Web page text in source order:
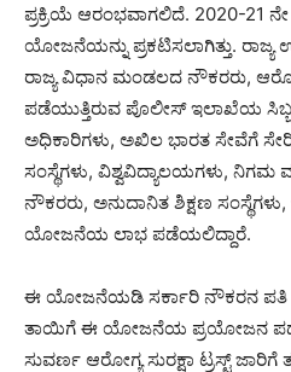
ಪ್ರಕ್ರಿಯೆ ಆರಂಭವಾಗಲಿದೆ. 2020-21
ಯೋಜನೆಯನ್ನು ಪ್ರಕಟಿಸಲಾಗಿತ್ತು.
ರಾಜ್ಯ ವಿಧಾನ ಮಂಡಲದ ನೌಕರರು,
ಪಡೆಯುತ್ತಿರುವ ಪೊಲೀಸ್ ಇಲಾಖೆಯ
ಅಧಿಕಾರಿಗಳು, ಅಖಿಲ ಭಾರತ ಸೇವೆಗೆ
ಸಂಸ್ಥೆಗಳು, ವಿಶ್ವವಿದ್ಯಾಲಯಗಳು, ನಿಗಮ
ನೌಕರರು, ಅನುದಾನಿತ ಶಿಕ್ಷಣ
ಯೋಜನೆಯ ಲಾಭ ಪಡೆಯಲಿದ್ದಾರೆ.
ಈ ಯೋಜನೆಯಡಿ ಸರ್ಕಾರಿ ನೌಕರನ ಪತಿ
ತಾಯಿಗೆ ಈ ಯೋಜನೆಯ ಪ್ರಯೋಜನ
ಸುವರ್ಣ ಆರೋಗ್ಯ ಸುರಕ್ಷಾ ಟ್ರಸ್ಟ್ ಜಾರಿಗೆ